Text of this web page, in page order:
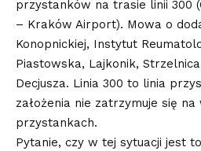
przystanków na trasie linii 300
– Kraków Airport). Mowa o
Konopnickiej, Instytut
Piastowska, Lajkonik,
Decjusza. Linia 300 to linia
założenia nie zatrzymuje się
przystankach.
Pytanie, czy w tej sytuacji jest